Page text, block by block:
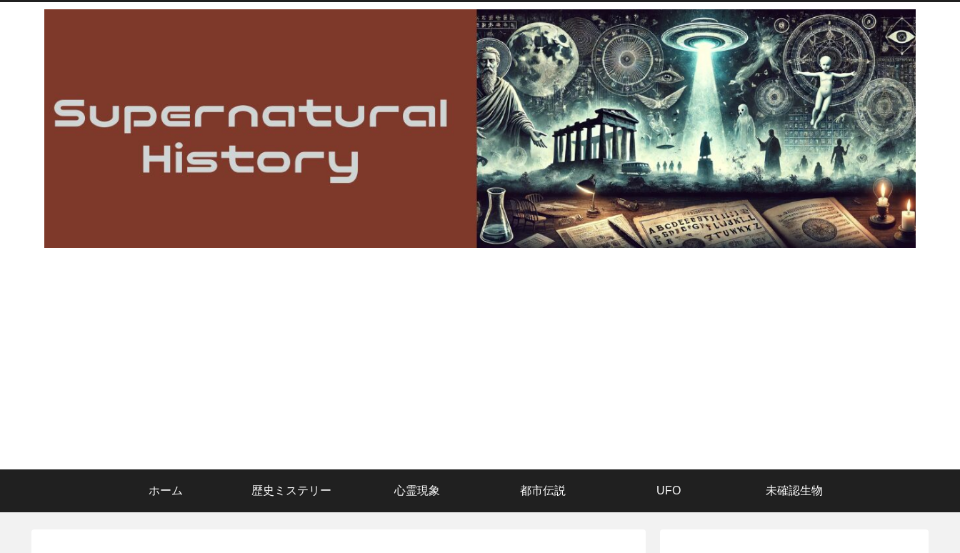
ホーム 歴史ミステリー 心霊現象 都市伝説 UFO 未確認生物